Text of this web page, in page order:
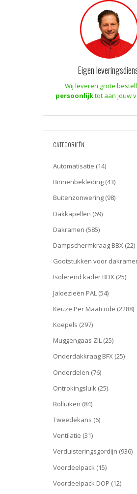
Eigen
Wij leveren grote
persoonlijktot aan jouw
CATEGORIEËN
Automatisatie (14)
Binnenbekleding (43)
Buitenzonwering (98)
Dakkapellen (69)
Dakramen (585)
Dampschermkraag BBX (22)
Gootstukken voor
Isolerend kader BDX (25)
Jaloezieën PAL (54)
Keuze Per Maatcode (2288)
Koepels (297)
Muggengaas ZIL (25)
Onderdakkraag BFX (25)
Onderdelen (76)
Ontrokingsluik (25)
Rolluiken (84)
Tweedekans (6)
Ventilatie (31)
Verduisteringsgordijn (936)
Voordeelpack (15)
Voordeelpack DOP (12)